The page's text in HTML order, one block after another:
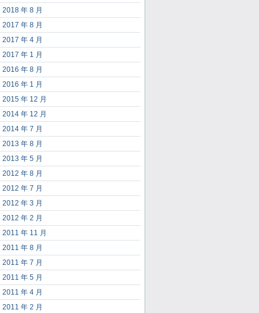
2018 年 8 月
2017 年 8 月
2017 年 4 月
2017 年 1 月
2016 年 8 月
2016 年 1 月
2015 年 12 月
2014 年 12 月
2014 年 7 月
2013 年 8 月
2013 年 5 月
2012 年 8 月
2012 年 7 月
2012 年 3 月
2012 年 2 月
2011 年 11 月
2011 年 8 月
2011 年 7 月
2011 年 5 月
2011 年 4 月
2011 年 2 月